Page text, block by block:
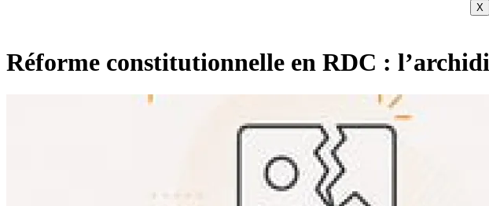
X
Réforme constitutionnelle en RDC :